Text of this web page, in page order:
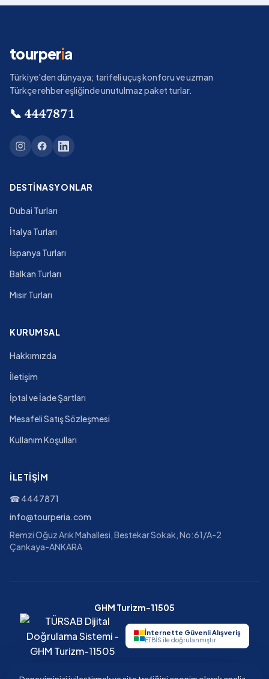
tourperia
Türkiye'den dünyaya; tarifeli uçuş konforu ve uzman
Türkçe rehber eşliğinde unutulmaz paket turlar.
📞 4447871
DESTINASYONLAR
Dubai Turları
İtalya Turları
İspanya Turları
Balkan Turları
Mısır Turları
KURUMSAL
Hakkımızda
İletişim
İptal ve İade Şartları
Mesafeli Satış Sözleşmesi
Kullanım Koşulları
İLETIŞIM
☎4447871
info@tourperia.com
Remzi Oğuz Arık Mahallesi, Bestekar Sokak, No:61/A-2
Çankaya-ANKARA
GHM Turizm-11505
İnternette Güvenli Alışveriş
ETBİS ile doğrulanmıştır